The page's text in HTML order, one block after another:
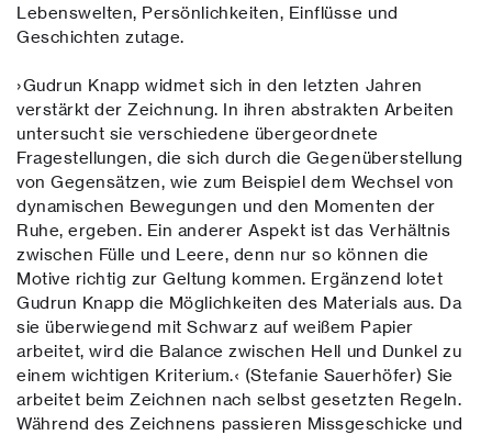
Lebenswelten, Persönlichkeiten, Einflüsse und
Geschichten zutage.
›Gudrun Knapp widmet sich in den letzten Jahren
verstärkt der Zeichnung. In ihren abstrakten Arbeiten
untersucht sie verschiedene übergeordnete
Fragestellungen, die sich durch die Gegenüberstellung
von Gegensätzen, wie zum Beispiel dem Wechsel von
dynamischen Bewegungen und den Momenten der
Ruhe, ergeben. Ein anderer Aspekt ist das Verhältnis
zwischen Fülle und Leere, denn nur so können die
Motive richtig zur Geltung kommen. Ergänzend lotet
Gudrun Knapp die Möglichkeiten des Materials aus. Da
sie überwiegend mit Schwarz auf weißem Papier
arbeitet, wird die Balance zwischen Hell und Dunkel zu
einem wichtigen Kriterium.‹ (Stefanie Sauerhöfer) Sie
arbeitet beim Zeichnen nach selbst gesetzten Regeln.
Während des Zeichnens passieren Missgeschicke und